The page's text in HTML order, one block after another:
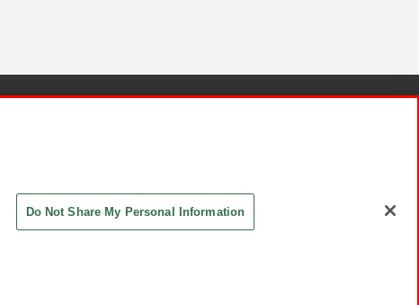
Do Not Share My Personal Information